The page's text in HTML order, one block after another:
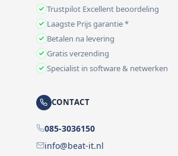
Trustpilot Excellent beoordeling
Laagste Prijs garantie *
Betalen na levering
Gratis verzending
Specialist in software & netwerken
CONTACT
085-3036150
info@beat-it.nl